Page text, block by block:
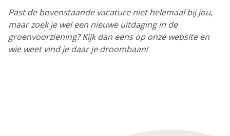
Past de bovenstaande vacature niet helemaal bij jou,
maar zoek je wel een nieuwe uitdaging in de
groenvoorziening? Kijk dan eens op onze website en
wie weet vind je daar je droombaan!